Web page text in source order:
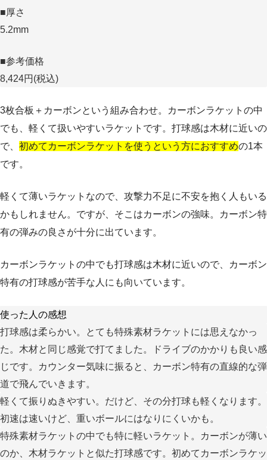
■厚さ
5.2mm
■参考価格
8,424円(税込)
3枚合板＋カーボンという組み合わせ。カーボンラケットの中
でも、軽くて扱いやすいラケットです。打球感は木材に近いの
で、 初めてカーボンラケットを使うという方におすすめの1本
です。
軽くて薄いラケットなので、攻撃力不足に不安を抱く人もいる
かもしれません。ですが、そこはカーボンの強味。カーボン特
有の弾みの良さが十分に出ています。
カーボンラケットの中でも打球感は木材に近いので、カーボン
特有の打球感が苦手な人にも向いています。
使った人の感想
打球感は柔らかい。とても特殊素材ラケットには思えなかっ
た。木材と同じ感覚で打てました。ドライブのかかりも良い感
じです。カウンター気味に振ると、カーボン特有の直線的な弾
道で飛んでいきます。
軽くて振りぬきやすい。だけど、その分打球も軽くなります。
初速は速いけど、重いボールにはなりにくいかも。
特殊素材ラケットの中でも特に軽いラケット。カーボンが薄い
のか、木材ラケットと似た打球感です。初めてカーボンラケッ